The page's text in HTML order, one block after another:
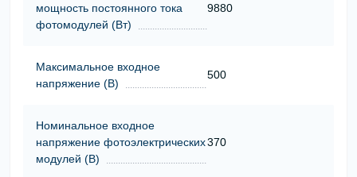
мощность постоянного тока
фотомодулей (Вт)
9880
Максимальное входное
напряжение (В)
500
Номинальное входное
напряжение фотоэлектрических
модулей (В)
370